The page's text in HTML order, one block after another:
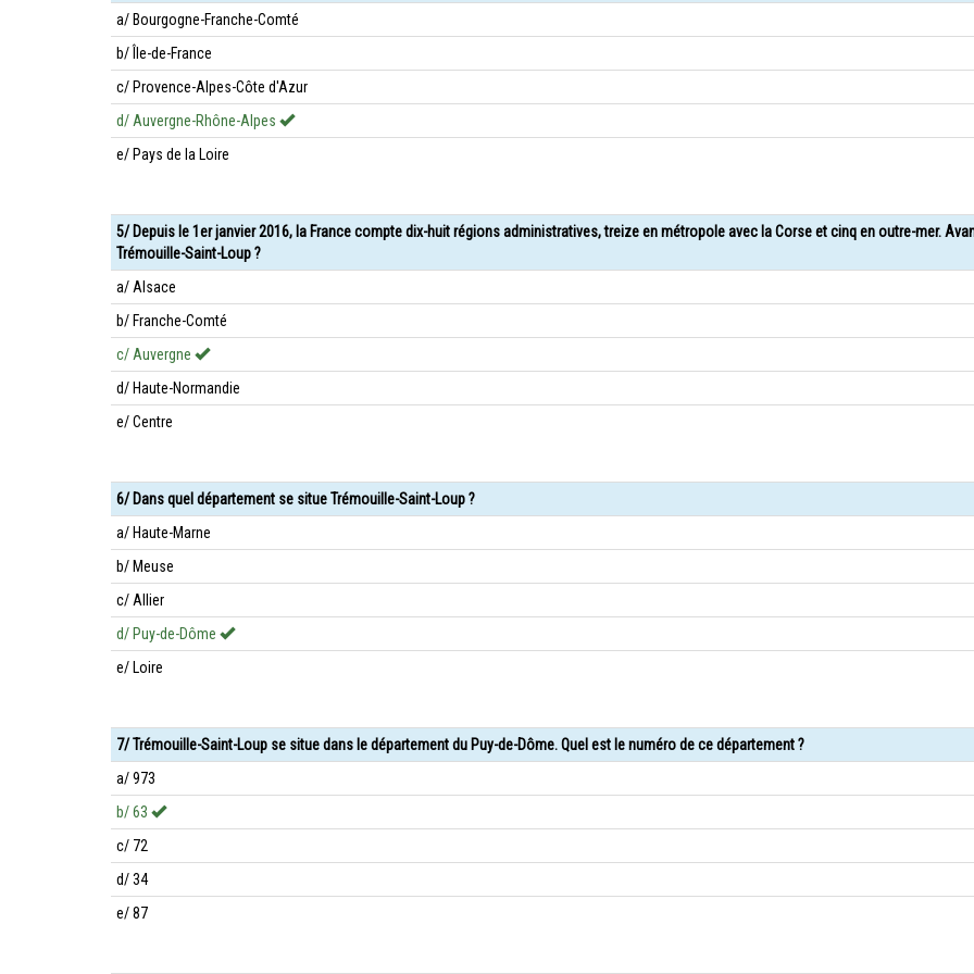
a/ Bourgogne-Franche-Comté
b/ Île-de-France
c/ Provence-Alpes-Côte d'Azur
d/ Auvergne-Rhône-Alpes
e/ Pays de la Loire
5/ Depuis le 1er janvier 2016, la France compte dix-huit régions administratives, treize en métropole avec la Corse et cinq en outre-mer.
Trémouille-Saint-Loup ?
a/ Alsace
b/ Franche-Comté
c/ Auvergne
d/ Haute-Normandie
e/ Centre
6/ Dans quel département se situe Trémouille-Saint-Loup ?
a/ Haute-Marne
b/ Meuse
c/ Allier
d/ Puy-de-Dôme
e/ Loire
7/ Trémouille-Saint-Loup se situe dans le département du Puy-de-Dôme. Quel est le numéro de ce département ?
a/ 973
b/ 63
c/ 72
d/ 34
e/ 87